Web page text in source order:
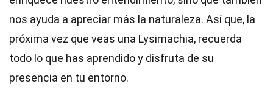
nos ayuda a apreciar más la naturaleza. Así que, la
próxima vez que veas una Lysimachia, recuerda
todo lo que has aprendido y disfruta de su
presencia en tu entorno.